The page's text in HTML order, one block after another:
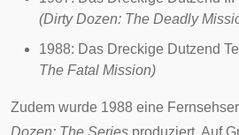
(Dirty Dozen: The Deadly
1988: Das Dreckige Dutzend
The Fatal Mission)
Zudem wurde 1988 eine
Dozen: The Series produziert. Auf